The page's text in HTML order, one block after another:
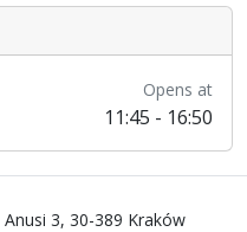
Opens at
11:45 - 16:50
Anusi 3, 30-389 Kraków